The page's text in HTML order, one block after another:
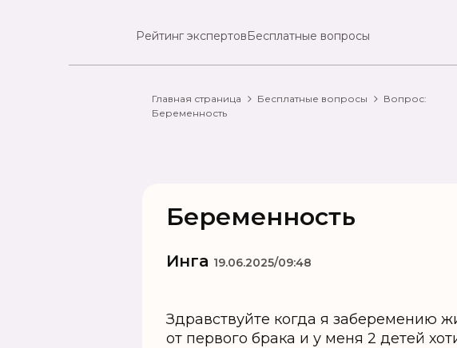
Рейтинг экспертовБесплатные вопросы
Главная страница Бесплатные вопросы
Вопрос:
Беременность
Беременность
Инга 19.06.2025/09:48
Здравствуйте когда я заберемению
от первого брака и у меня 2 детей